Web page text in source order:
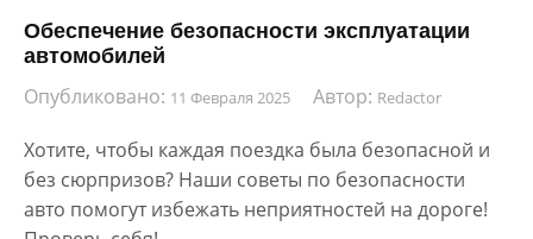
Обеспечение безопасности эксплуатации
автомобилей
Опубликовано: 11 Февраля 2025 Автор: Redactor
Хотите, чтобы каждая поездка была безопасной и
без сюрпризов? Наши советы по безопасности
авто помогут избежать неприятностей на дороге!